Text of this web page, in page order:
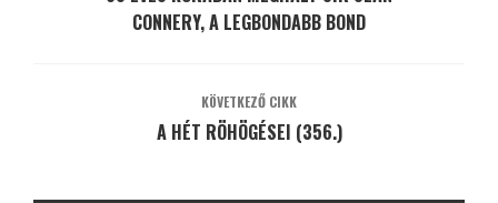
CONNERY, A LEGBONDABB BOND
KÖVETKEZŐ CIKK
A HÉT RÖHÖGÉSEI (356.)